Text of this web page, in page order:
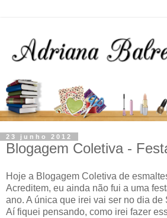
23 junho 2012
Blogagem Coletiva -
Hoje a Blogagem Coletiva de
Acreditem, eu ainda não fui a uma
ano. A única que irei vai ser no dia de
Aí fiquei pensando, como irei fazer